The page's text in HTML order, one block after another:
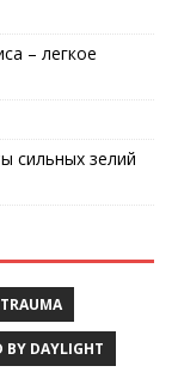
– легкое
сильных зелий
BY DAYLIGHT